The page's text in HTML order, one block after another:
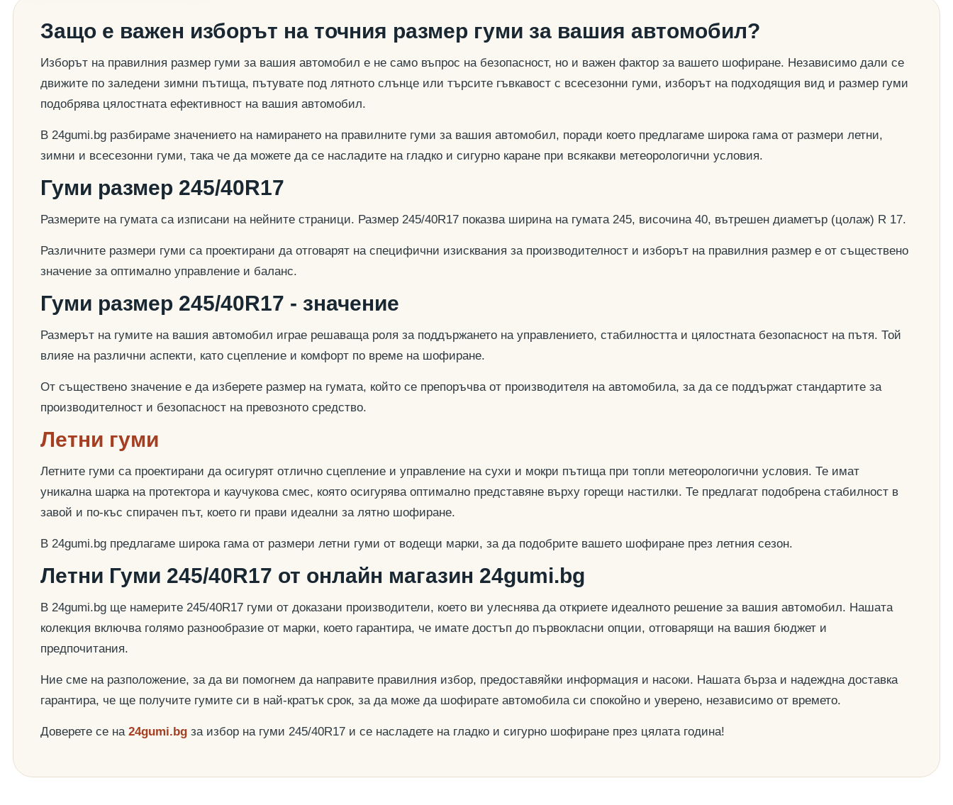
Защо е важен изборът на точния размер гуми за вашия автомобил?
Изборът на правилния размер гуми за вашия автомобил е не само въпрос на безопасност, но и важен фактор за вашето шофиране. Независимо дали се
движите по заледени зимни пътища, пътувате под лятното слънце или търсите гъвкавост с всесезонни гуми, изборът на подходящия вид и размер гуми
подобрява цялостната ефективност на вашия автомобил.
В 24gumi.bg разбираме значението на намирането на правилните гуми за вашия автомобил, поради което предлагаме широка гама от размери летни,
зимни и всесезонни гуми, така че да можете да се насладите на гладко и сигурно каране при всякакви метеорологични условия.
Гуми размер 245/40R17
Размерите на гумата са изписани на нейните страници. Размер 245/40R17 показва ширина на гумата 245, височина 40, вътрешен диаметър (цолаж) R 17.
Различните размери гуми са проектирани да отговарят на специфични изисквания за производителност и изборът на правилния размер е от съществено
значение за оптимално управление и баланс.
Гуми размер 245/40R17 - значение
Размерът на гумите на вашия автомобил играе решаваща роля за поддържането на управлението, стабилността и цялостната безопасност на пътя. Той
влияе на различни аспекти, като сцепление и комфорт по време на шофиране.
От съществено значение е да изберете размер на гумата, който се препоръчва от производителя на автомобила, за да се поддържат стандартите за
производителност и безопасност на превозното средство.
Летни гуми
Летните гуми са проектирани да осигурят отлично сцепление и управление на сухи и мокри пътища при топли метеорологични условия. Те имат
уникална шарка на протектора и каучукова смес, която осигурява оптимално представяне върху горещи настилки. Те предлагат подобрена стабилност в
завой и по-къс спирачен път, което ги прави идеални за лятно шофиране.
В 24gumi.bg предлагаме широка гама от размери летни гуми от водещи марки, за да подобрите вашето шофиране през летния сезон.
Летни Гуми 245/40R17 от онлайн магазин 24gumi.bg
В 24gumi.bg ще намерите 245/40R17 гуми от доказани производители, което ви улеснява да откриете идеалното решение за вашия автомобил. Нашата
колекция включва голямо разнообразие от марки, което гарантира, че имате достъп до първокласни опции, отговарящи на вашия бюджет и
предпочитания.
Ние сме на разположение, за да ви помогнем да направите правилния избор, предоставяйки информация и насоки. Нашата бърза и надеждна доставка
гарантира, че ще получите гумите си в най-кратък срок, за да може да шофирате автомобила си спокойно и уверено, независимо от времето.
Доверете се на 24gumi.bg за избор на гуми 245/40R17 и се насладете на гладко и сигурно шофиране през цялата година!